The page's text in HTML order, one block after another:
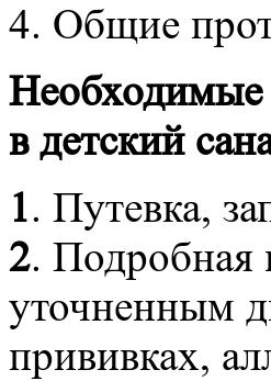
4. Общие
Необходимые
в детский
1. Путевка,
2. Подробная
уточненным
прививках,